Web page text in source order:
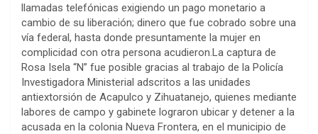
llamadas telefónicas exigiendo un pago monetario a
cambio de su liberación; dinero que fue cobrado sobre una
vía federal, hasta donde presuntamente la mujer en
complicidad con otra persona acudieron.La captura de
Rosa Isela “N” fue posible gracias al trabajo de la Policía
Investigadora Ministerial adscritos a las unidades
antiextorsión de Acapulco y Zihuatanejo, quienes mediante
labores de campo y gabinete lograron ubicar y detener a la
acusada en la colonia Nueva Frontera, en el municipio de